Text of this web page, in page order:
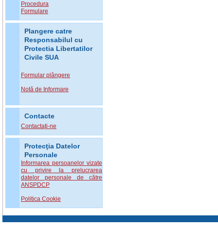
Procedura
Formulare
Plangere catre
Responsabilul cu
Protectia Libertatilor
Civile SUA
Formular plângere
Notă de Informare
Contacte
Contactaţi-ne
Protecţia Datelor
Personale
Informarea persoanelor vizate
cu privire la prelucrarea
datelor personale de către
ANSPDCP
Politica Cookie